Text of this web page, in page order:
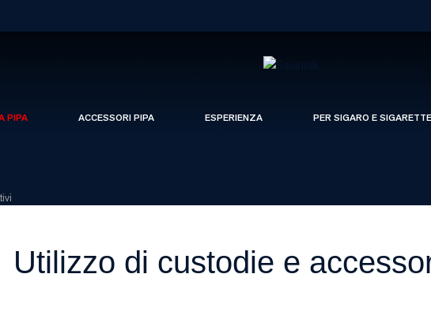
PIPA ACCESSORI PIPA ESPERIENZA PER SIGARO E SIGARETTE
Utilizzo di custodie e